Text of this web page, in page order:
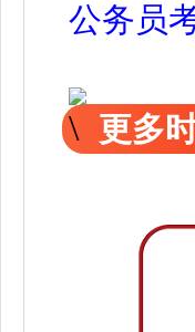
公务员
更多